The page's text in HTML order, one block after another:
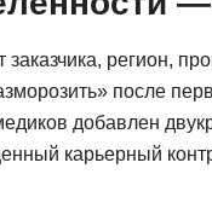
регион,
после
добавлен
карьерный